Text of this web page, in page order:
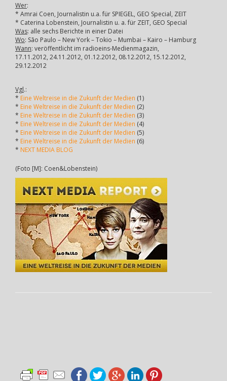
Wer:
* Amrai Coen, Journalistin u.a. für SPIEGEL, GEO Special, ZEIT
* Caterina Lobenstein, Journalistin u. a. für ZEIT, GEO Special
Was: alle sechs Berichte in einer Datei
Wo: São Paulo – New York – Tokio – Mumbai – Kairo – Hamburg
Wann: veröffentlicht im radioeins-Medienmagazin,
17.11.2012, 24.11.2012, 01.12.2012, 08.12.2012, 15.12.2012,
29.12.2012
Vgl.:
* Eine Weltreise in die Zukunft der Medien (1)
* Eine Weltreise in die Zukunft der Medien (2)
* Eine Weltreise in die Zukunft der Medien (3)
* Eine Weltreise in die Zukunft der Medien (4)
* Eine Weltreise in die Zukunft der Medien (5)
* Eine Weltreise in die Zukunft der Medien (6)
* NEXT MEDIA BLOG
(Foto [M]: Coen&Lobenstein)